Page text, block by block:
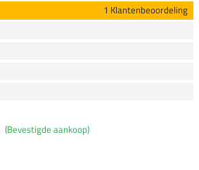
1 Klantenbeoordeling
(Bevestigde aankoop)